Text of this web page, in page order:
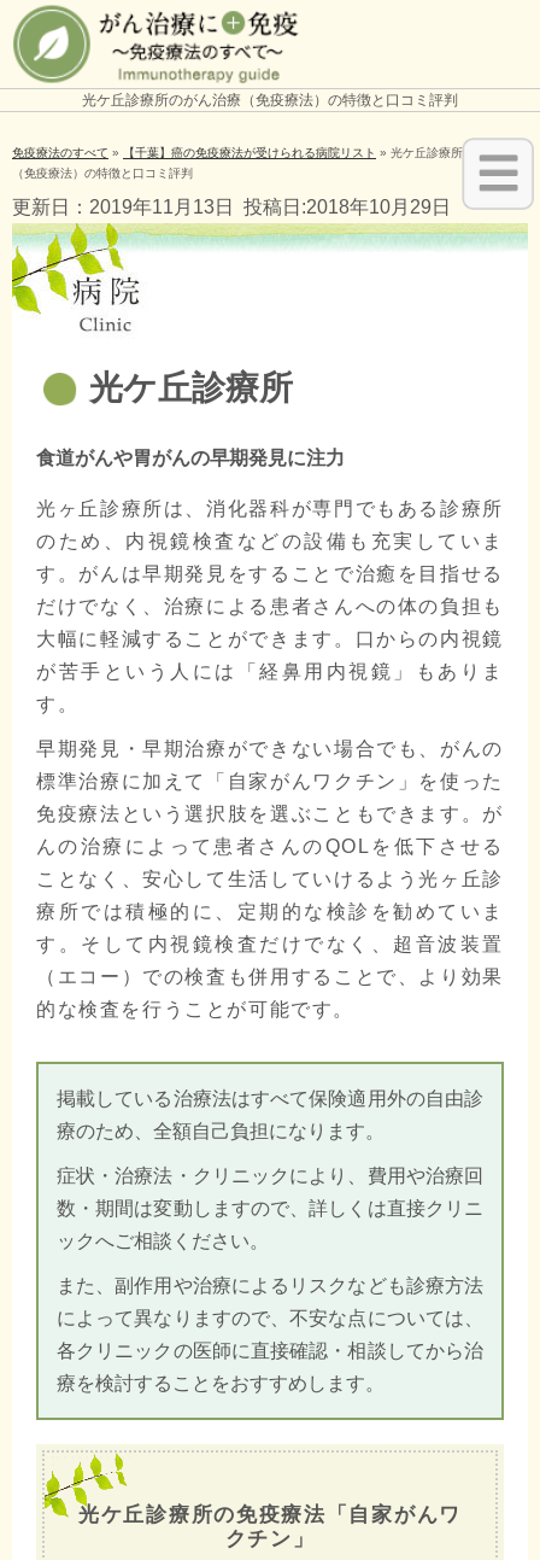
光ケ丘診療所のがん治療（免疫療法）の特徴と口コミ評判
免疫療法のすべて » 【千葉】癌の免疫療法が受けられる病院リスト » 光ケ丘診療所のがん治療
（免疫療法）の特徴と口コミ評判
更新日：2019年11月13日 投稿日:2018年10月29日
光ケ丘診療所
食道がんや胃がんの早期発見に注力
光ヶ丘診療所は、消化器科が専門でもある診療所
のため、内視鏡検査などの設備も充実していま
す。がんは早期発見をすることで治癒を目指せる
だけでなく、治療による患者さんへの体の負担も
大幅に軽減することができます。口からの内視鏡
が苦手という人には「経鼻用内視鏡」もありま
す。
早期発見・早期治療ができない場合でも、がんの
標準治療に加えて「自家がんワクチン」を使った
免疫療法という選択肢を選ぶこともできます。が
んの治療によって患者さんのQOLを低下させる
ことなく、安心して生活していけるよう光ヶ丘診
療所では積極的に、定期的な検診を勧めていま
す。そして内視鏡検査だけでなく、超音波装置
（エコー）での検査も併用することで、より効果
的な検査を行うことが可能です。
掲載している治療法はすべて保険適用外の自由診
療のため、全額自己負担になります。
症状・治療法・クリニックにより、費用や治療回
数・期間は変動しますので、詳しくは直接クリニ
ックへご相談ください。
また、副作用や治療によるリスクなども診療方法
によって異なりますので、不安な点については、
各クリニックの医師に直接確認・相談してから治
療を検討することをおすすめします。
光ケ丘診療所の免疫療法「自家がんワ
クチン」